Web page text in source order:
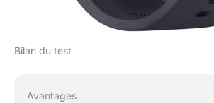
Bilan du test
Avantages